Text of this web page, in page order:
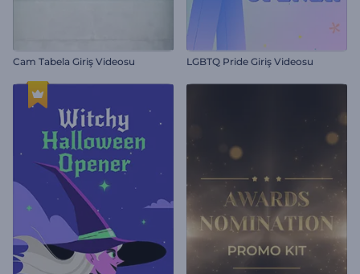
Cam Tabela Giriş Videosu LGBTQ Pride Giriş Videosu